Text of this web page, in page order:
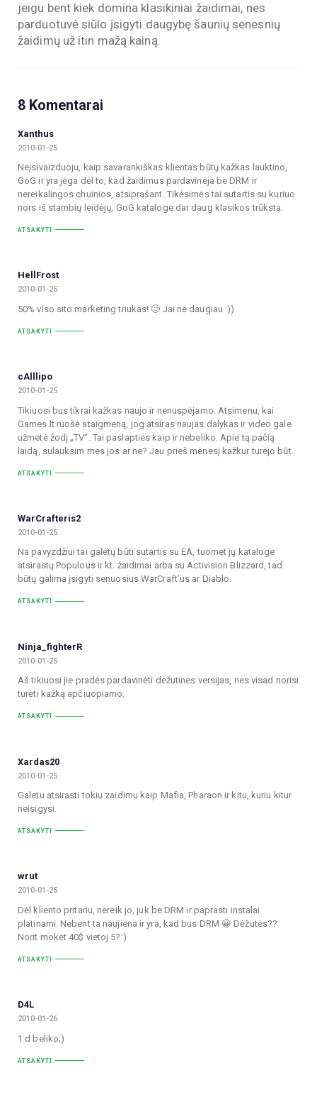
jeigu bent kiek domina klasikiniai žaidimai, nes
parduotuvė siūlo įsigyti daugybę šaunių senesnių
žaidimų už itin mažą kainą.
8 Komentarai
Xanthus
2010-01-25
Neįsivaizduoju, kaip savarankiškas klientas būtų kažkas lauktino,
GoG ir yra jėga dėl to, kad žaidimus pardavinėja be DRM ir
nereikalingos chuinios, atsiprašant. Tikėsimės tai sutartis su kuriuo
nors iš stambių leidėjų, GoG kataloge dar daug klasikos trūksta.
ATSAKYTI
HellFrost
2010-01-25
50% viso sito marketing triukas! 🙂 Jai ne daugiau :))
ATSAKYTI
cAlllipo
2010-01-25
Tikiuosi bus tikrai kažkas naujo ir nenuspėjamo. Atsimenu, kai
Games.lt ruošė staigmeną, jog atsiras naujas dalykas ir video gale
užmetė žodį „TV“. Tai paslapties kaip ir nebeliko. Apie tą pačią
laidą, sulauksim mes jos ar ne? Jau prieš mėnesį kažkur turėjo būt.
ATSAKYTI
WarCrafteris2
2010-01-25
Na pavyzdžiui tai galėtų būti sutartis su EA, tuomet jų kataloge
atsirastų Populous ir kt. žaidimai arba su Activision Blizzard, tad
būtų galima įsigyti senuosius WarCraft’us ar Diablo.
ATSAKYTI
Ninja_fighterR
2010-01-25
Aš tikiuosi jie pradės pardavinėti dėžutines versijas, nes visad norisi
turėti kažką apčiuopiamo.
ATSAKYTI
Xardas20
2010-01-25
Galetu atsirasti tokiu zaidimu kaip Mafia, Pharaon ir kitu, kuriu kitur
neisigysi.
ATSAKYTI
wrut
2010-01-25
Dėl kliento pritariu, nereik jo, juk be DRM ir paprasti instalai
platinami. Nebent ta naujiena ir yra, kad bus DRM 😀 Dėžutės??
Norit mokėt 40$ vietoj 5?:)
ATSAKYTI
D4L
2010-01-26
1 d beliko;)
ATSAKYTI